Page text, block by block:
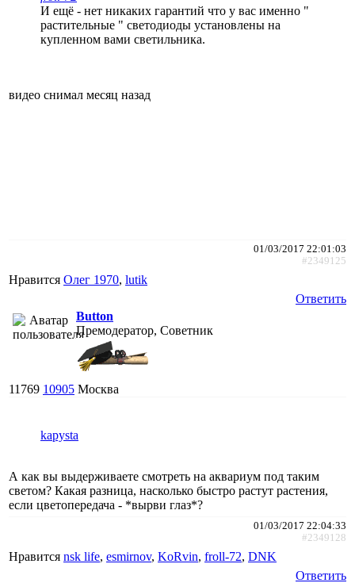
И ещё - нет никаких гарантий что у вас именно "
растительные " светодиоды установлены на
купленном вами светильника.
видео снимал месяц назад
01/03/2017 22:01:03
#2349125
Нравится Олег 1970, lutik
Ответить
Button
Премодератор, Советник
11769 10905 Москва
kapysta
А как вы выдерживаете смотреть на аквариум под таким
светом? Какая разница, насколько быстро растут растения,
если цветопередача - *вырви глаз*?
01/03/2017 22:04:33
#2349128
Нравится nsk life, esmirnov, KoRvin, froll-72, DNK
Ответить